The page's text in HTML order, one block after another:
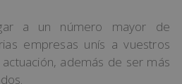
a un número mayor de
empresas unís a vuestros
además de ser más